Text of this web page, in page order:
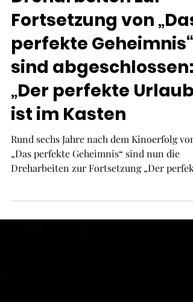
Dreharbeiten zur
Fortsetzung von „Das
perfekte Geheimnis“
sind abgeschlossen:
„Der perfekte Urlaub“
ist im Kasten
Rund sechs Jahre nach dem Kinoerfolg von